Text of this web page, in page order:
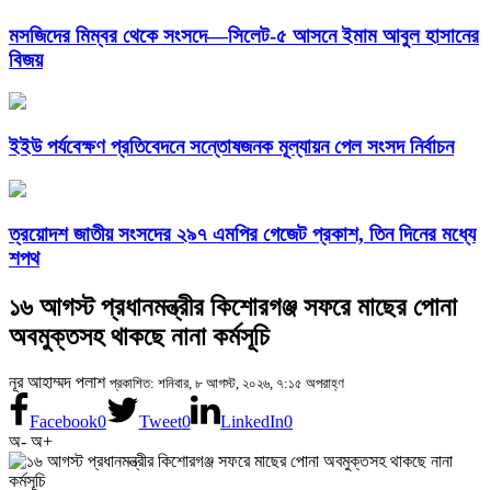
মসজিদের মিম্বর থেকে সংসদে—সিলেট-৫ আসনে ইমাম আবুল হাসানের
বিজয়
ইইউ পর্যবেক্ষণ প্রতিবেদনে সন্তোষজনক মূল্যায়ন পেল সংসদ নির্বাচন
ত্রয়োদশ জাতীয় সংসদের ২৯৭ এমপির গেজেট প্রকাশ, তিন দিনের মধ্যে
শপথ
১৬ আগস্ট প্রধানমন্ত্রীর কিশোরগঞ্জ সফরে মাছের পোনা
অবমুক্তসহ থাকছে নানা কর্মসূচি
নূর আহাম্মদ পলাশ প্রকাশিত: শনিবার, ৮ আগস্ট, ২০২৬, ৭:১৫ অপরাহ্ণ
Facebook0 Tweet0 LinkedIn0
অ- অ+